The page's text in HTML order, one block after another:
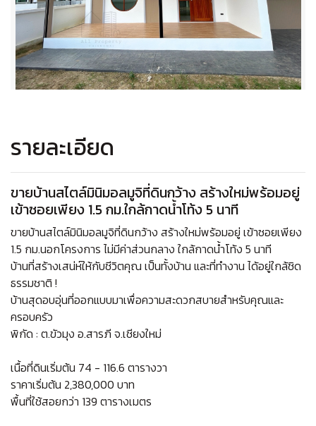
รายละเอียด
ขายบ้านสไตล์มินิมอลมูจิที่ดินกว้าง สร้างใหม่พร้อมอยู่
เข้าซอยเพียง 1.5 กม.ใกล้กาดน้ำโท้ง 5 นาที
ขายบ้านสไตล์มินิมอลมูจิที่ดินกว้าง สร้างใหม่พร้อมอยู่ เข้าซอยเพียง
1.5 กม.นอกโครงการ ไม่มีค่าส่วนกลาง ใกล้กาดน้ำโท้ง 5 นาที
บ้านที่สร้างเสน่ห์ให้กับชีวิตคุณ เป็นทั้งบ้าน และที่ทำงาน ได้อยู่ใกล้ชิด
ธรรมชาติ !
บ้านสุดอบอุ่นที่ออกแบบมาเพื่อความสะดวกสบายสำหรับคุณและ
ครอบครัว
พิกัด : ต.ขัวมุง อ.สารภี จ.เชียงใหม่
เนื้อที่ดินเริ่มต้น 74 - 116.6 ตารางวา
ราคาเริ่มต้น 2,380,000 บาท
พื้นที่ใช้สอยกว่า 139 ตารางเมตร